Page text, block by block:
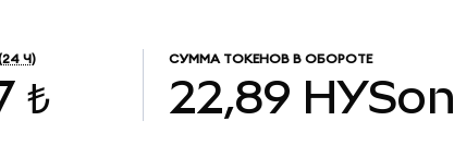
Ч)
₺
СУММА ТОКЕНОВ В ОБОРОТЕ
22,89 HYSon